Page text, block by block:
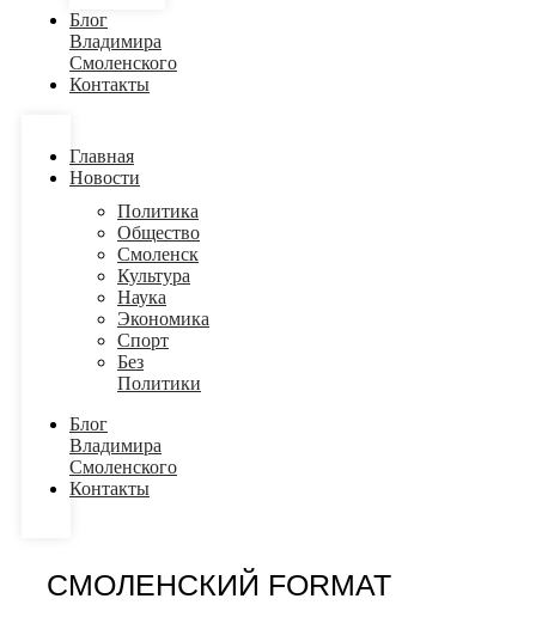
Блог
Владимира
Смоленского
Контакты
Главная
Новости
Политика
Общество
Смоленск
Культура
Наука
Экономика
Спорт
Без
Политики
Блог
Владимира
Смоленского
Контакты
СМОЛЕНСКИЙ FORMAT